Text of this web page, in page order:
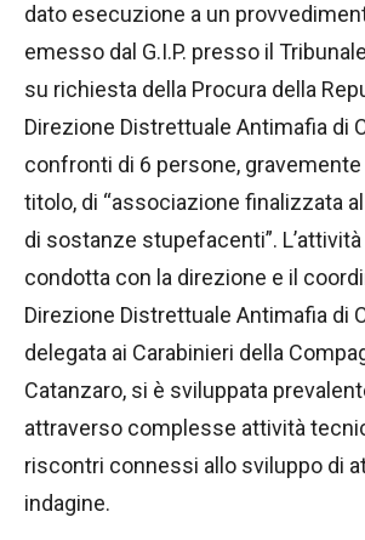
dato esecuzione a un
emesso dal G.I.P. presso il
su richiesta della Procura della
Direzione Distrettuale Antimafia di
confronti di 6 persone, gravemente
titolo, di “associazione finalizzata
di sostanze stupefacenti”.
condotta con la direzione e il
Direzione Distrettuale Antimafia di
delegata ai Carabinieri della
Catanzaro, si è sviluppata
attraverso complesse attività
riscontri connessi allo sviluppo di
indagine.